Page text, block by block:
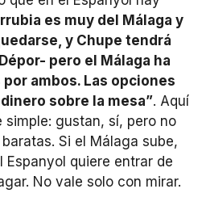
es muy del Málaga y
y Chupe tendrá
pero el Málaga ha
ambos. Las opciones
sobre la mesa”. Aquí
gustan, sí, pero no
Si el Málaga sube,
Espanyol quiere entrar de
No vale solo con mirar.